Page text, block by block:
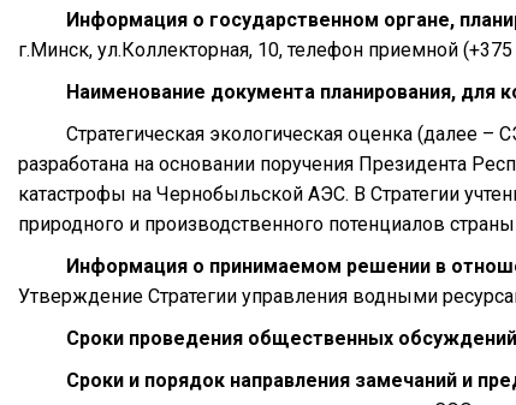
Информация о государственном органе,
г.Минск, ул.Коллекторная, 10, телефон приемной
Наименование документа планирования, для
Стратегическая экологическая оценка (далее –
разработана на основании поручения Президента
катастрофы на Чернобыльской АЭС. В Стратегии
природного и производственного потенциалов
Информация о принимаемом решении в
Утверждение Стратегии управления водными
Сроки проведения общественных
Сроки и порядок направления замечаний и